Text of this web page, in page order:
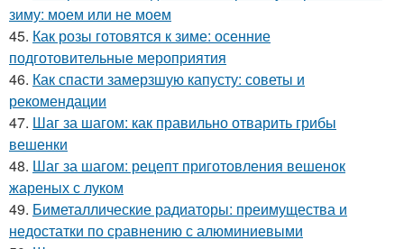
зиму: моем или не моем
45. Как розы готовятся к зиме: осенние
подготовительные мероприятия
46. Как спасти замерзшую капусту: советы и
рекомендации
47. Шаг за шагом: как правильно отварить грибы
вешенки
48. Шаг за шагом: рецепт приготовления вешенок
жареных с луком
49. Биметаллические радиаторы: преимущества и
недостатки по сравнению с алюминиевыми